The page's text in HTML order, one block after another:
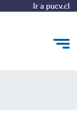
Ir a pucv.cl